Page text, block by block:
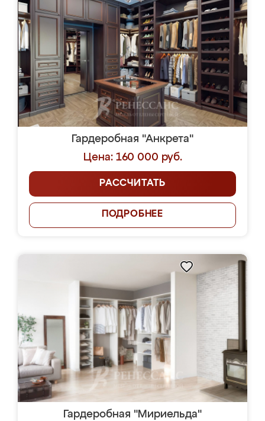
Гардеробная "Анкрета"
Цена: 160 000 руб.
РАССЧИТАТЬ
ПОДРОБНЕЕ
Гардеробная "Мириельда"